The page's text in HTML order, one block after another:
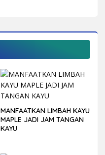
MANFAATKAN LIMBAH KAYU
MAPLE JADI JAM TANGAN
KAYU